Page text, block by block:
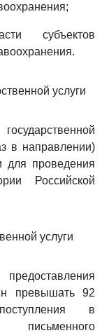
субъектов
услуги
в направлении)
для проведения
Российской
услуги
превышать 92
в
письменного